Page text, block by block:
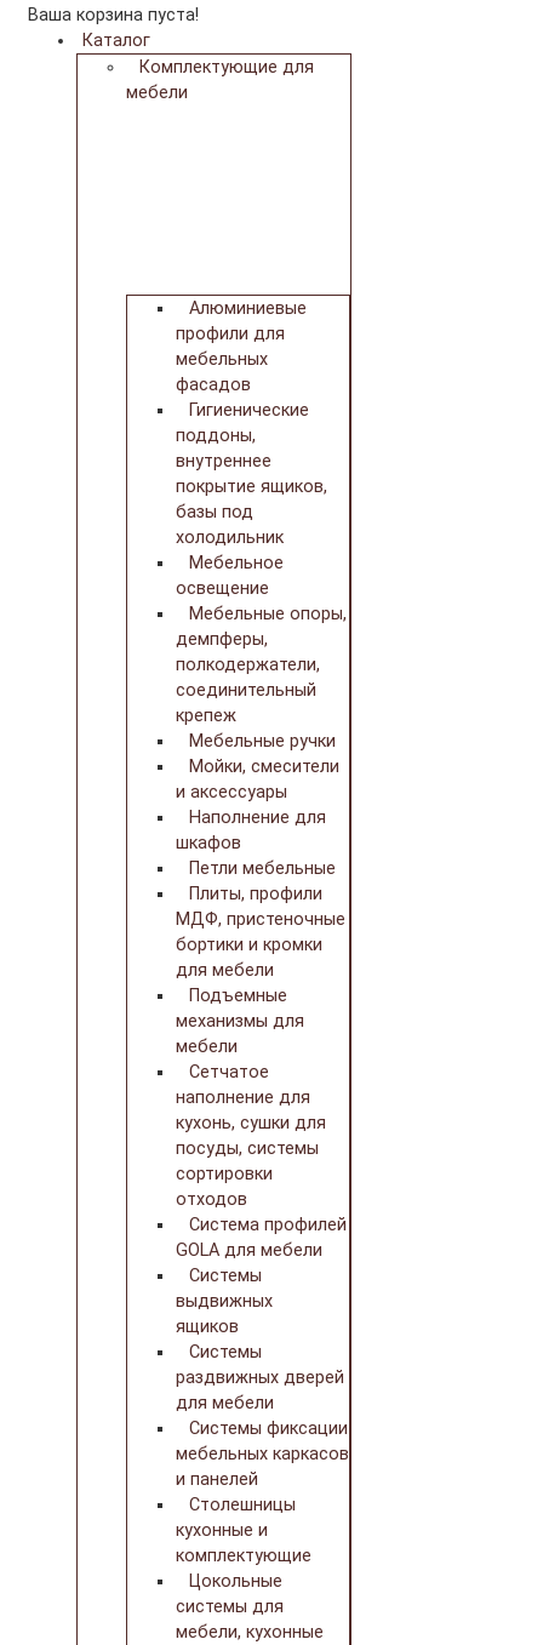
Ваша корзина пуста!
Каталог
Комплектующие для
мебели
Алюминиевые
профили для
мебельных
фасадов
Гигиенические
поддоны,
внутреннее
покрытие ящиков,
базы под
холодильник
Мебельное
освещение
Мебельные опоры,
демпферы,
полкодержатели,
соединительный
крепеж
Мебельные ручки
Мойки, смесители
и аксессуары
Наполнение для
шкафов
Петли мебельные
Плиты, профили
МДФ, пристеночные
бортики и кромки
для мебели
Подъемные
механизмы для
мебели
Сетчатое
наполнение для
кухонь, сушки для
посуды, системы
сортировки
отходов
Система профилей
GOLA для мебели
Системы
выдвижных
ящиков
Системы
раздвижных дверей
для мебели
Системы фиксации
мебельных каркасов
и панелей
Столешницы
кухонные и
комплектующие
Цокольные
системы для
мебели, кухонные